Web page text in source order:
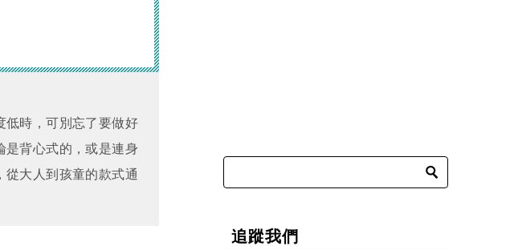
低時，可別忘了要做好
是背心式的，或是連身
大人到孩童的款式通
追蹤我們